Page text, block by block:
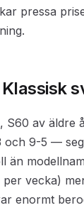
pressa
S60 av äldre
och 9-5 —
än
per vecka)
enormt